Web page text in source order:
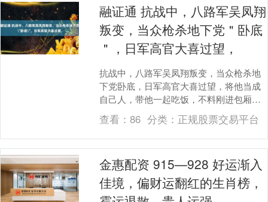
融证通 抗战中，八路军吴凤翔
叛变，当众枪杀地下党＂卧底
＂，日军高官大喜过望，
抗战中，八路军吴凤翔叛变，当众枪杀地
下党卧底，日军高官大喜过望，将他当成
自己人，带他一起吃饭，不料刚进包厢，
吴凤翔突然掏出枪，对着日军高官的脑袋
就是一枪，砰......
查看：86 分类： 正规股票交易平台
金惠配资 915—928 好运渐入
佳境，偏财运翻红的生肖榜，